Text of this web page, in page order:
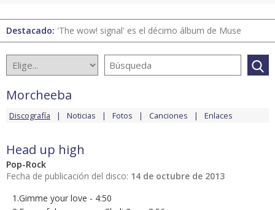
Destacado: 'The wow! signal' es el décimo álbum de Muse
Morcheeba
Discografía Noticias Fotos Canciones Enlaces
Head up high
Pop-Rock
Fecha de publicación del disco: 14 de octubre de 2013
1.Gimme your love - 4:50